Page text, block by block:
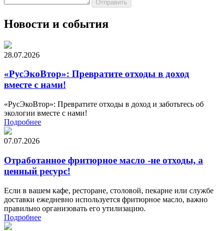
Новости и события
28.07.2026
«РусЭкоВтор»: Превратите отходы в доход
вместе с нами!
«РусЭкоВтор»: Превратите отходы в доход и заботьтесь об
экологии вместе с нами!
Подробнее
07.07.2026
Отработанное фритюрное масло -не отходы, а
ценный ресурс!
Если в вашем кафе, ресторане, столовой, пекарне или службе
доставки ежедневно используется фритюрное масло, важно
правильно организовать его утилизацию.
Подробнее